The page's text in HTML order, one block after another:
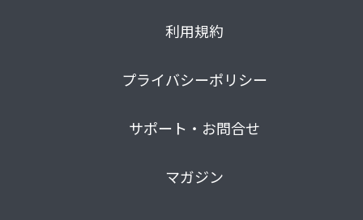
利用規約
プライバシーポリシー
サポート・お問合せ
マガジン